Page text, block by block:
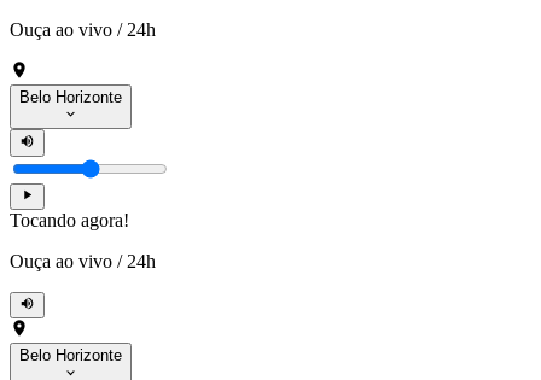
Ouça ao vivo / 24h
Belo Horizonte
Tocando agora!
Ouça ao vivo / 24h
Belo Horizonte